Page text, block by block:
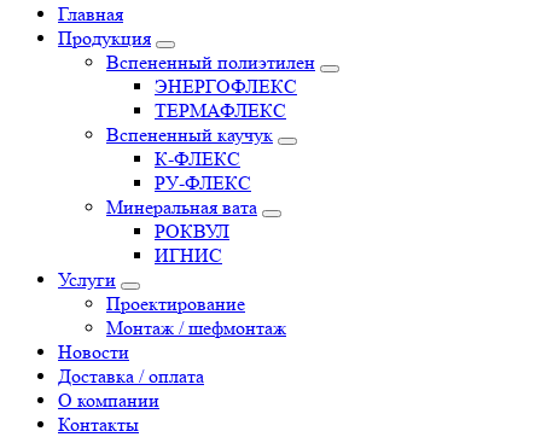
Главная
Продукция
Вспененный полиэтилен
ЭНЕРГОФЛЕКС
ТЕРМАФЛЕКС
Вспененный каучук
К-ФЛЕКС
РУ-ФЛЕКС
Минеральная вата
РОКВУЛ
ИГНИС
Услуги
Проектирование
Монтаж / шефмонтаж
Новости
Доставка / оплата
О компании
Контакты